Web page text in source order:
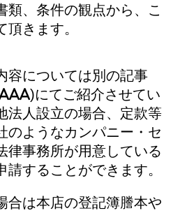
類、条件の観点から、こ
頂きます。
容については別の記事
にてご紹介させてい
法人設立の場合、定款等
のようなカンパニー・セ
律事務所が用意している
請することができます。
合は本店の登記簿謄本や